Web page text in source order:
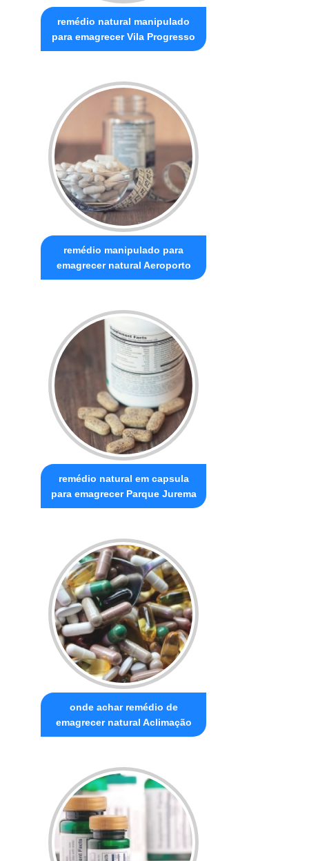
remédio natural manipulado
para emagrecer Vila Progresso
remédio manipulado para
emagrecer natural Aeroporto
remédio natural em capsula
para emagrecer Parque Jurema
onde achar remédio de
emagrecer natural Aclimação